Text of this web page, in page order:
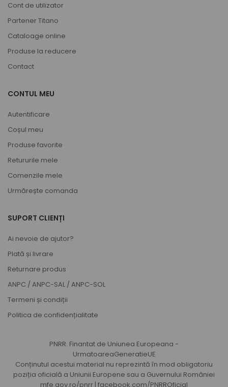
Cont de utilizator
Partener Titano
Cataloage online
Produse la reducere
Contact
CONTUL MEU
Autentificare
Coșul meu
Produse favorite
Retururile mele
Comenzile mele
Urmărește comanda
SUPORT CLIENȚI
Ai nevoie de ajutor?
Plată și livrare
Returnare produs
ANPC /ANPC-SAL /ANPC-SOL
Termeni și condiții
Politica de confidențialitate
PNRR. Finantat de Uniunea Europeana -
UrmatoareaGeneratieUE
Conținutul acestui material nu reprezintă în mod obligatoriu
poziția oficială a Uniunii Europene sau a Guvernului României
mfe.gov.ro/pnrr | facebook.com/PNRROficial